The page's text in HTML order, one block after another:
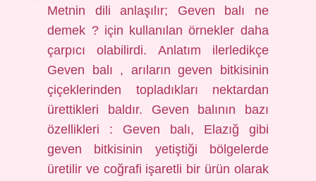
Metnin dili anlaşılır; Geven balı ne
demek ? için kullanılan örnekler daha
çarpıcı olabilirdi. Anlatım ilerledikçe
Geven balı , arıların geven bitkisinin
çiçeklerinden topladıkları nektardan
ürettikleri baldır. Geven balının bazı
özellikleri : Geven balı, Elazığ gibi
geven bitkisinin yetiştiği bölgelerde
üretilir ve coğrafi işaretli bir ürün olarak